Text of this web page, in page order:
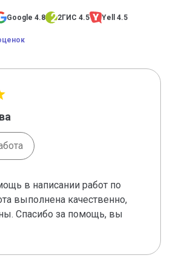
Google 4.8 2ГИС 4.5 Yell 4.5
в написании работ по
выполнена качественно,
Спасибо за помощь, вы